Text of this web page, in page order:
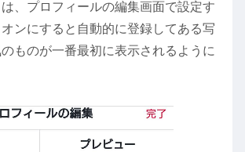
、プロフィールの編集画面で設定す
ンにすると自動的に登録してある写
ものが一番最初に表示されるように